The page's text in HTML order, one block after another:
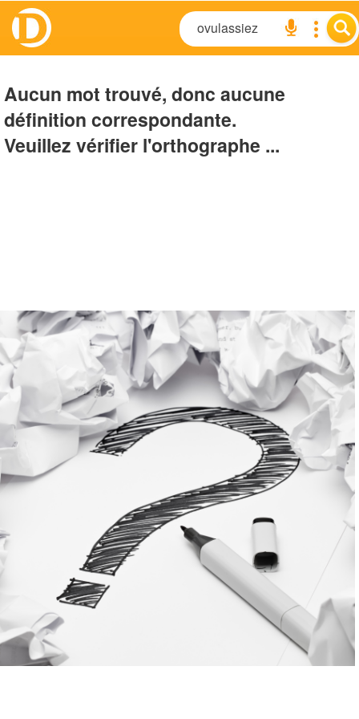
Aucun mot trouvé, donc aucune
définition correspondante.
Veuillez vérifier l'orthographe ...